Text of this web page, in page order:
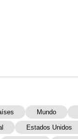
Mundo
Estados Unidos